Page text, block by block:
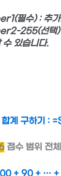
필수) : 추가
255(선택) :
수 있습니다.
합계 구하기 :
점수 범위 전
+ 90 + …